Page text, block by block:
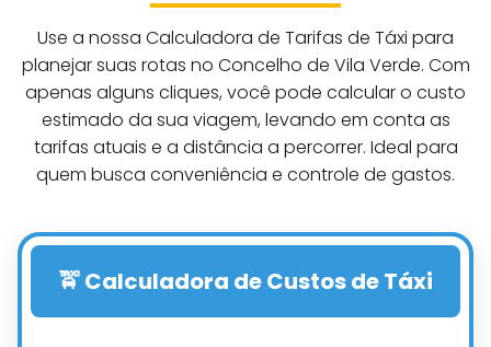
Use a nossa Calculadora de Tarifas de Táxi para
planejar suas rotas no Concelho de Vila Verde. Com
apenas alguns cliques, você pode calcular o custo
estimado da sua viagem, levando em conta as
tarifas atuais e a distância a percorrer. Ideal para
quem busca conveniência e controle de gastos.
🚖 Calculadora de Custos de Táxi